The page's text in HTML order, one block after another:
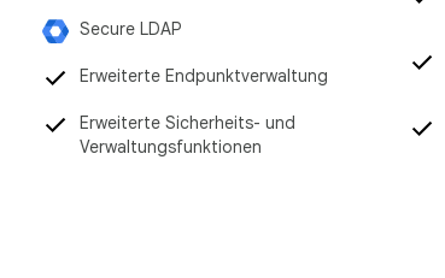
Secure LDAP
Erweiterte Endpunktverwaltung
Erweiterte Sicherheits- und
Verwaltungsfunktionen